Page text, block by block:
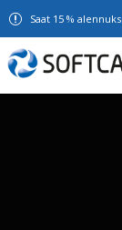
Saat 15 %